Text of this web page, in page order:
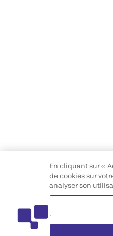
En cliquant sur «
de cookies sur
analyser son